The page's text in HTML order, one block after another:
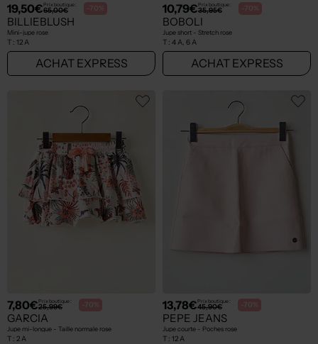
19,50€Prix boutique :
65,00€ -70%
BILLIEBLUSH
Mini-jupe rose
T : 12 A
ACHAT EXPRESS
10,79€Prix boutique :
35,95€ -70%
BOBOLI
Jupe short - Stretch rose
T : 4 A, 6 A
ACHAT EXPRESS
7,80€Prix boutique :
25,99€ -70%
GARCIA
Jupe mi-longue - Taille normale rose
T : 2 A
13,78€Prix boutique :
45,90€ -70%
PEPE JEANS
Jupe courte - Poches rose
T : 12 A